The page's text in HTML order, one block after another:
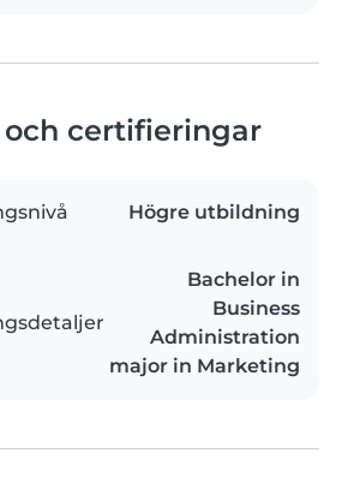
certifieringar
Högre utbildning
Bachelor in
Business
Administration
major in Marketing